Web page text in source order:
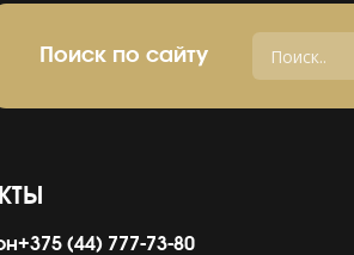
Поиск по сайту
+375 (44) 777-73-80